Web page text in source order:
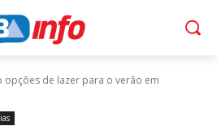
opções de lazer para o verão em